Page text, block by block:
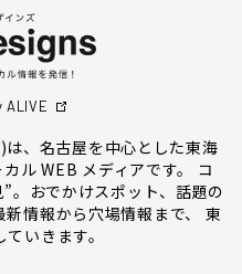
ALIVE
、名古屋を中心とした東海
ル WEB メディアです。 コ
。おでかけスポット、話題の
情報から穴場情報まで、 東
いきます。